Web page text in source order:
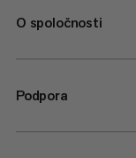
O spoločnosti
Podpora